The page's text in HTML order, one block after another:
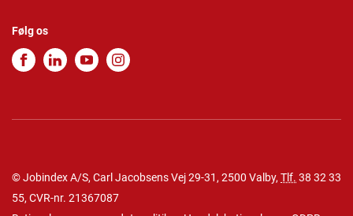
Følg os
© Jobindex A/S, Carl Jacobsens Vej 29-31, 2500 Valby, Tlf. 38 32 33
55, CVR-nr. 21367087